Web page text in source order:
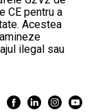
CE pentru a
Acestea
ilegal sau